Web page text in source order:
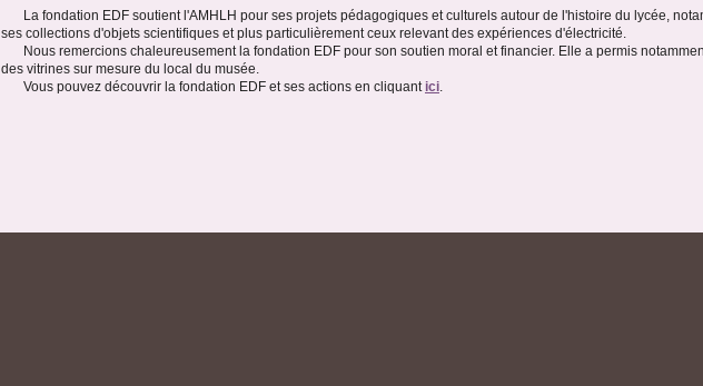
La fondation EDF soutient l'AMHLH pour ses projets pédagogiques et culturels autour de l'histoire du lycée,
ses collections d'objets scientifiques et plus particulièrement ceux relevant des expériences d'électricité.
Nous remercions chaleureusement la fondation EDF pour son soutien moral et financier. Elle a permis
des vitrines sur mesure du local du musée.
Vous pouvez découvrir la fondation EDF et ses actions en cliquant ici.